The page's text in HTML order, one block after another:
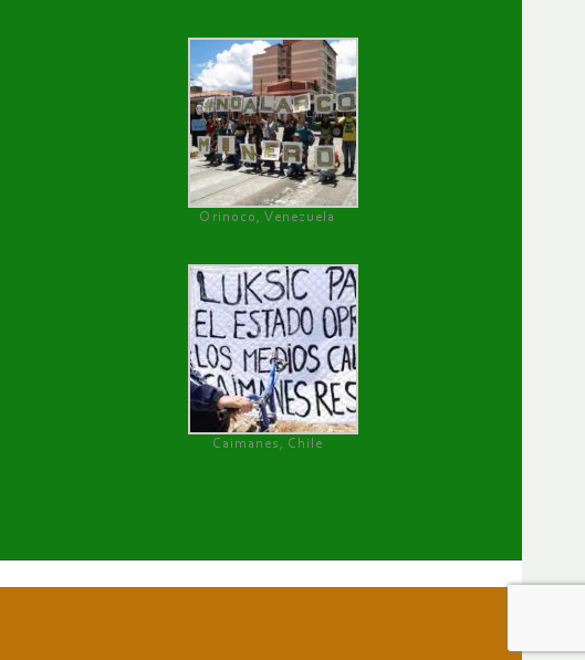
Orinoco, Venezuela
Caimanes, Chile